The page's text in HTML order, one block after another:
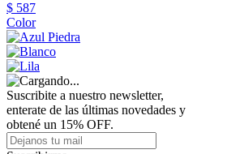
$ 587
Color
Suscribite a nuestro newsletter,
enterate de las últimas novedades y
obtené un 15% OFF.